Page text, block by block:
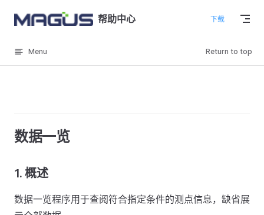
Skip to content 帮助中心 下载
Menu Return to top
数据一览
1.概述
数据一览程序用于查阅符合指定条件的测点信息，缺省展